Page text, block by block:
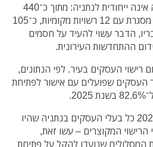
מבקר המדינה ציין כי התמונה אינה ייחודית לנתניה: מתוך כ־440
מיליון שקלים שיועדו להסכמי מסגרת עם 12 רשויות מקומיות, כ־105
הדבר עשוי להעיד על חסמים
ההתחדשות העירונית.
רישוי העסקים בעיר. לפי הנתונים,
העסקים שפועלים עם אישור לפתיחת
עוד נמצא כי בשנים 2023–2024 כל בעלי העסקים בנתניה שהיו
המקוצרים – עשו זאת,
המסלולים שנועדו להקל על פתיחת